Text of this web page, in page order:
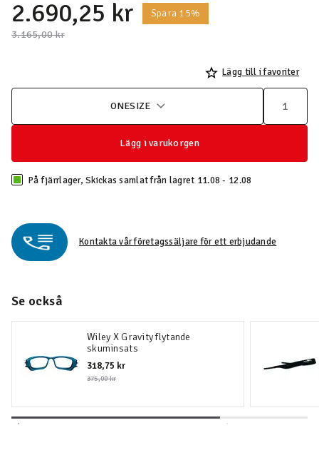
2.690,25 kr
Spara 15%
Pris nedsatt från
3.165,00 krtill
Lägg till i favoriter
ONESIZE
Lägg i varukorgen
På fjärrlager, Skickas samlat från lagret 11.08 - 12.08
Kontakta vår företagssäljare för ett erbjudande
Se också
Wiley X Gravity flytande
skuminsats
318,75 kr
375,00 kr